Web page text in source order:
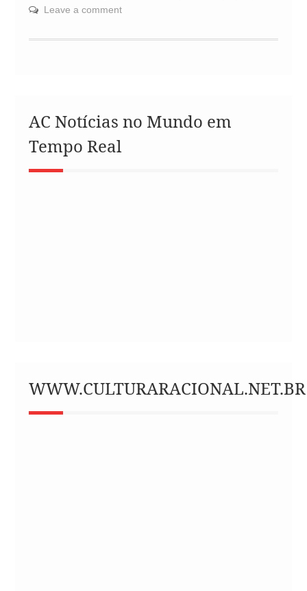
Leave a comment
AC Notícias no Mundo em
Tempo Real
WWW.CULTURARACIONAL.NET.BR